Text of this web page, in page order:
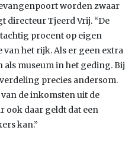
worden zwaar
directeur Tjeerd Vrij. “De
procent op eigen
het rijk. Als er geen extra
museum in het geding. Bij
precies andersom.
de inkomsten uit de
ook daar geldt dat een
kan.”